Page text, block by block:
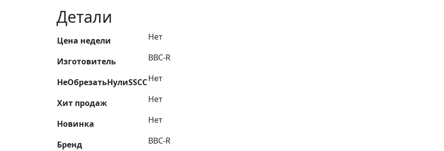
Детали
Цена недели Нет
Изготовитель BBC-R
НеОбрезатьНулиSSCCНет
Хит продаж Нет
Новинка Нет
Бренд BBC-R